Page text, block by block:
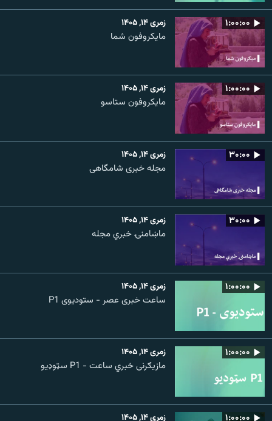
۱:۰۰:۰۰ زمری ۱۴, ۱۴۰۵
مایکروفون شما
۱:۰۰:۰۰ زمری ۱۴, ۱۴۰۵
مایکروفون ستاسو
۳۰:۰۰ زمری ۱۴, ۱۴۰۵
مجله خبری شامگاهی
۳۰:۰۰ زمری ۱۴, ۱۴۰۵
ماښامنۍ خبري مجله
۱:۰۰:۰۰ زمری ۱۴, ۱۴۰۵
ساعت خبری عصر - ستودیوی P1
۱:۰۰:۰۰ زمری ۱۴, ۱۴۰۵
مازیګرنی خبري ساعت - P1 سټوډیو
زمری ۱۴, ۱۴۰۵